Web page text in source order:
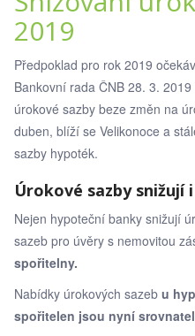
2019
Předpoklad pro rok 2019
Bankovní rada ČNB 28. 3.
úrokové sazby beze změn na
duben, blíží se Velikonoce a
sazby hypoték.
Úrokové sazby
Nejen hypoteční banky snižují
sazeb pro úvěry s nemovitou
spořitelny.
Nabídky úrokových sazeb u
spořitelen jsou nyní